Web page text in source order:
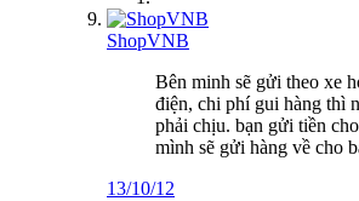
ShopVNB
Bên minh sẽ gửi theo xe
điện, chi phí gui hàng thì
phải chịu. bạn gửi tiền
mình sẽ gửi hàng về cho
13/10/12